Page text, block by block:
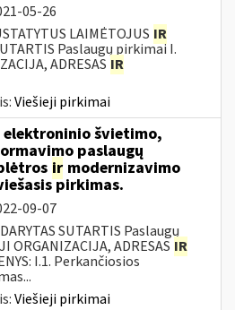
05-26
LAIMĖTOJUS IR
Paslaugų pirkimai I.
ADRESAS IR
Viešieji pirkimai
švietimo,
paslaugų
ir modernizavimo
pirkimas.
09-07
SUTARTIS Paslaugų
ORGANIZACIJA, ADRESAS IR
I.1. Perkančiosios
Viešieji pirkimai